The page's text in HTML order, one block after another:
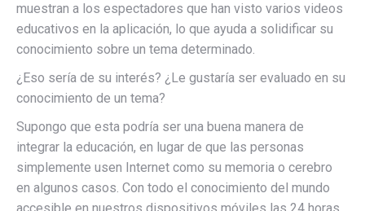
muestran a los espectadores que han visto varios videos
educativos en la aplicación, lo que ayuda a solidificar su
conocimiento sobre un tema determinado.
¿Eso sería de su interés? ¿Le gustaría ser evaluado en su
conocimiento de un tema?
Supongo que esta podría ser una buena manera de
integrar la educación, en lugar de que las personas
simplemente usen Internet como su memoria o cerebro
en algunos casos. Con todo el conocimiento del mundo